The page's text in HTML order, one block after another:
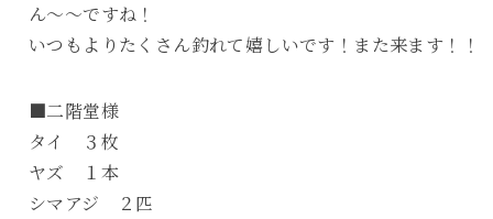
ん～～ですね！
いつもよりたくさん釣れて嬉しいです！また来ます！！
■二階堂様
タイ ３枚
ヤズ １本
シマアジ ２匹